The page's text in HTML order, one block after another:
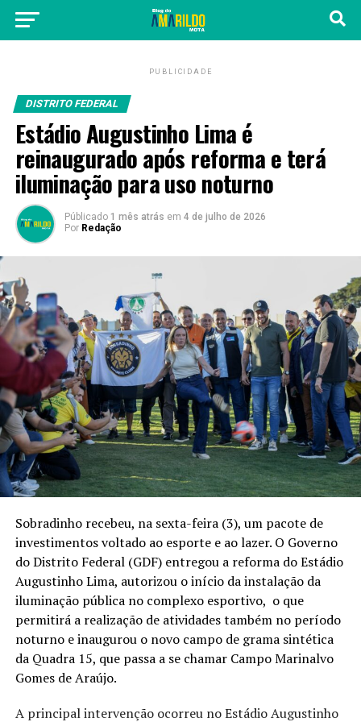
PUBLICIDADE
DISTRITO FEDERAL
Estádio Augustinho Lima é
reinaugurado após reforma e terá
iluminação para uso noturno
Públicado 1 mês atrás em 4 de julho de 2026
Por Redação
Sobradinho recebeu, na sexta-feira (3), um pacote de
investimentos voltado ao esporte e ao lazer. O Governo
do Distrito Federal (GDF) entregou a reforma do Estádio
Augustinho Lima, autorizou o início da instalação da
iluminação pública no complexo esportivo, o que
permitirá a realização de atividades também no período
noturno e inaugurou o novo campo de grama sintética
da Quadra 15, que passa a se chamar Campo Marinalvo
Gomes de Araújo.
A principal intervenção ocorreu no Estádio Augustinho